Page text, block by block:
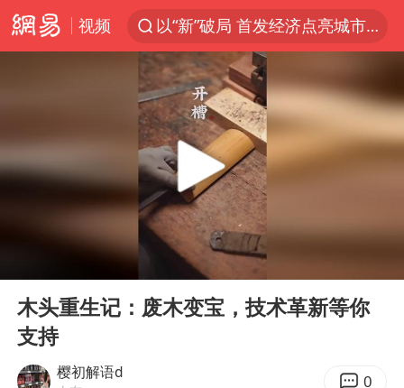
视频
以“新”破局 首发经济点亮城市消费活力
台风白海豚最新路径
昆明石林火把节
63岁关之琳否认与27岁模特恋情
我国编制完成新版全月地质图
胡塞武装袭扰红海航运行动升级
80后女柜员逆袭成4200亿银行副行长
Play
木头重生记：废木变宝，技术革新等你
支持
樱初解语d 0